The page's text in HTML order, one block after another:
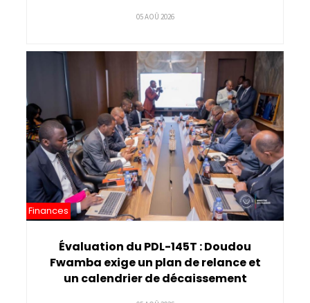
05 AOÛ 2026
Finances
Évaluation du PDL-145T : Doudou
Fwamba exige un plan de relance et
un calendrier de décaissement